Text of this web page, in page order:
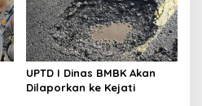
UPTD I Dinas BMBK Akan
Dilaporkan ke Kejati